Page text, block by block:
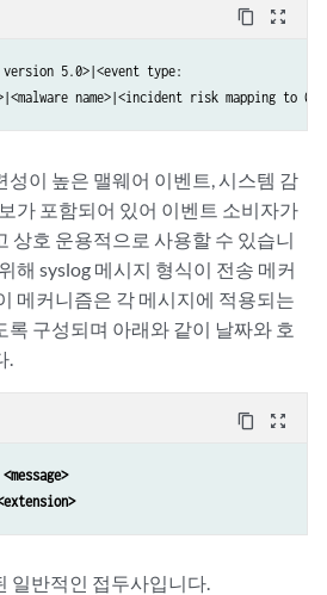
content_copy zoom_out_map
version 5.0>|<event type:
성이 높은 맬웨어 이벤트, 시스템 감
가 포함되어 있어 이벤트 소비자가
상호 운용적으로 사용할 수 있습니
해 syslog 메시지 형식이 전송 메커
메커니즘은 각 메시지에 적용되는
구성되며 아래와 같이 날짜와 호
.
content_copy zoom_out_map
일반적인 접두사입니다.